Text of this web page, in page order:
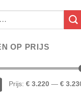
OP PRIJS
Prijs: € 3.220 — €